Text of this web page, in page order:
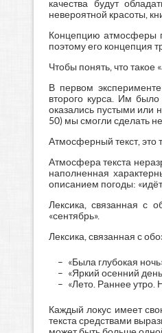
качества будут
невероятной красоты,
Концепцию атмосферы
поэтому его концепция
Чтобы понять, что такое
В первом
второго курса. Им было
оказались пустыми или
50) мы смогли сделать
Атмосферный текст, это
Атмосфера текста
наполненная
описанием погоды:
Лексика, связанная с
«сентябрь».
Лексика, связанная с
«Была глубокая
«Яркий осенний
«Лето. Раннее утро.
Каждый локус имеет
текста средствами